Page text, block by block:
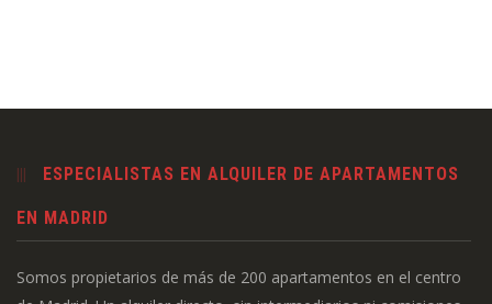
ESPECIALISTAS EN ALQUILER DE APARTAMENTOS
EN MADRID
Somos propietarios de más de 200 apartamentos en el centro